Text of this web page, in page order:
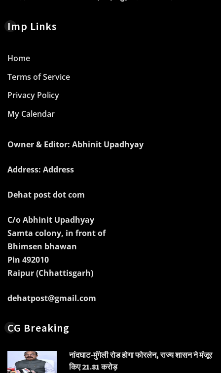
Imp Links
Home
Terms of Service
Privacy Policy
My Calendar
Owner & Editor: Abhinit Upadhyay
Address: Address
Dehat post dot com
C/o Abhinit Upadhyay
Samta colony, in front of
Bhimsen bhawan
Pin 492010
Raipur (Chhattisgarh)
dehatpost@gmail.com
CG Breaking
नांदघाट-मुंगेली रोड होगा फोरलेन, राज्य शासन ने मंजूर
किए 21.81 करोड़